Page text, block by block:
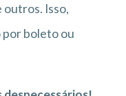
Isso,
boleto ou